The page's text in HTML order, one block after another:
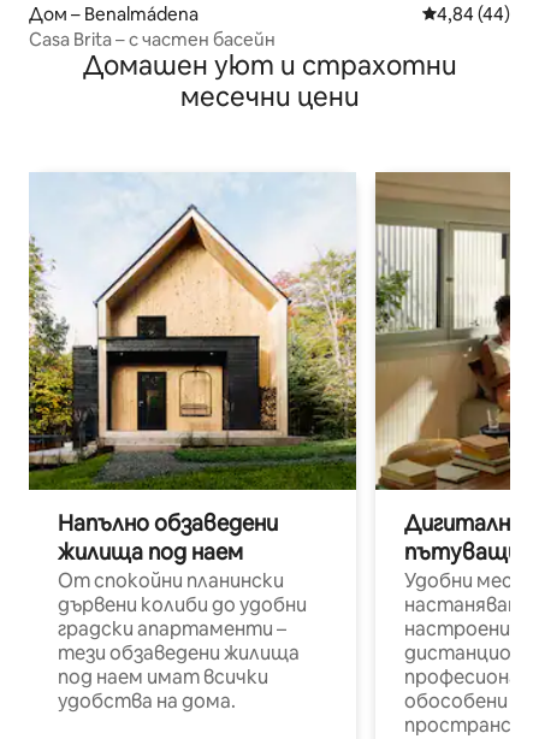
Дом – Benalmádena Средна
4,84 (44)
Casa Brita – с частен басейн
Домашен уют и страхотни
месечни цени
Напълно обзаведени
жилища под наем
От спокойни планински
дървени колиби до удобни
градски апартаменти –
тези обзаведени жилища
под наем имат всички
удобства на дома.
Дигитални
пътуващи
Удобни
настаняване
настроени и
обособени